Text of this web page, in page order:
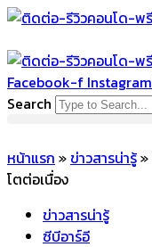
Skip
content
Facebook-f Instagram
Search
หน้าแรก »ข่าวสารน่ารู้»
โตต่อเนื่อง
ข่าวสารน่ารู้
ซีบีอาร์อี